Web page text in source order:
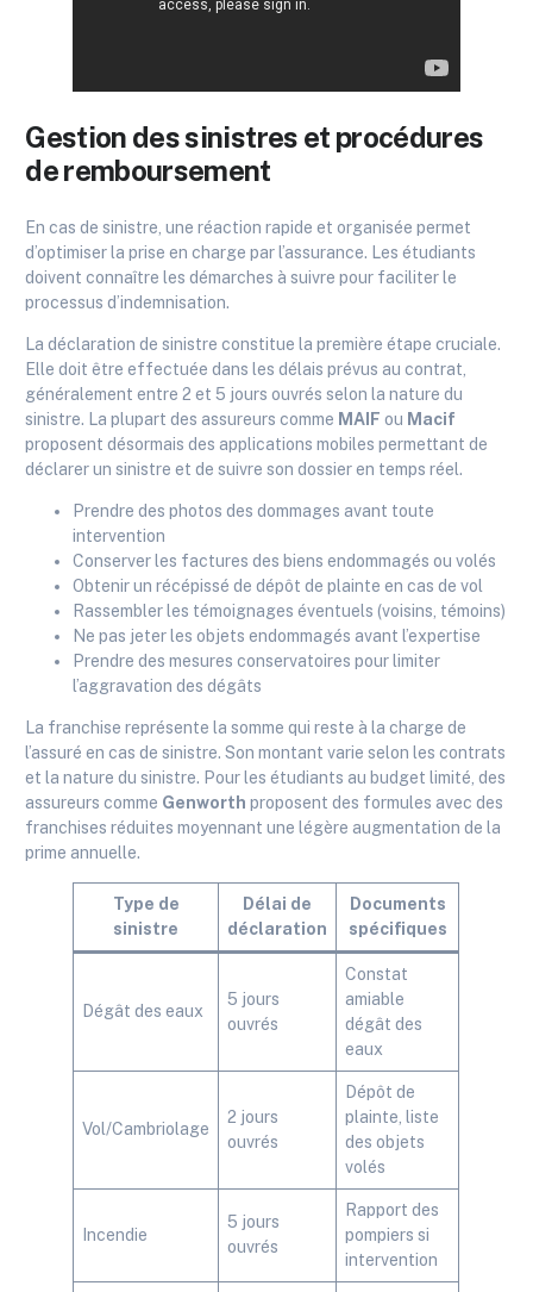
Gestion des sinistres et procédures
de remboursement
En cas de sinistre, une réaction rapide et organisée permet
d’optimiser la prise en charge par l’assurance. Les étudiants
doivent connaître les démarches à suivre pour faciliter le
processus d’indemnisation.
La déclaration de sinistre constitue la première étape cruciale.
Elle doit être effectuée dans les délais prévus au contrat,
généralement entre 2 et 5 jours ouvrés selon la nature du
sinistre. La plupart des assureurs comme MAIF ou Macif
proposent désormais des applications mobiles permettant de
déclarer un sinistre et de suivre son dossier en temps réel.
Prendre des photos des dommages avant toute
intervention
Conserver les factures des biens endommagés ou volés
Obtenir un récépissé de dépôt de plainte en cas de vol
Rassembler les témoignages éventuels (voisins, témoins)
Ne pas jeter les objets endommagés avant l’expertise
Prendre des mesures conservatoires pour limiter
l’aggravation des dégâts
La franchise représente la somme qui reste à la charge de
l’assuré en cas de sinistre. Son montant varie selon les contrats
et la nature du sinistre. Pour les étudiants au budget limité, des
assureurs comme Genworth proposent des formules avec des
franchises réduites moyennant une légère augmentation de la
prime annuelle.
Type de
sinistre
Délai de
déclaration
Documents
spécifiques
Dégât des eaux
5 jours
ouvrés
Constat
amiable
dégât des
eaux
Vol/Cambriolage
2 jours
ouvrés
Dépôt de
plainte, liste
des objets
volés
Incendie
5 jours
ouvrés
Rapport des
pompiers si
intervention